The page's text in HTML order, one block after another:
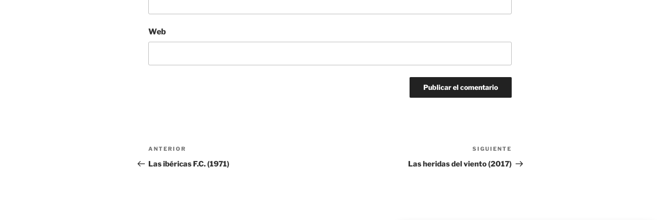
Web
Navegación
de
Entrada
anterior:
ANTERIOR
Las ibéricas F.C. (1971)
entrada
SIGUIENTE
Las heridas del viento (2017)